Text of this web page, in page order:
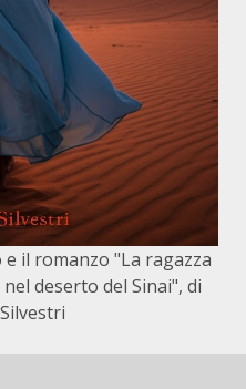
il romanzo "La ragazza
deserto del Sinai", di